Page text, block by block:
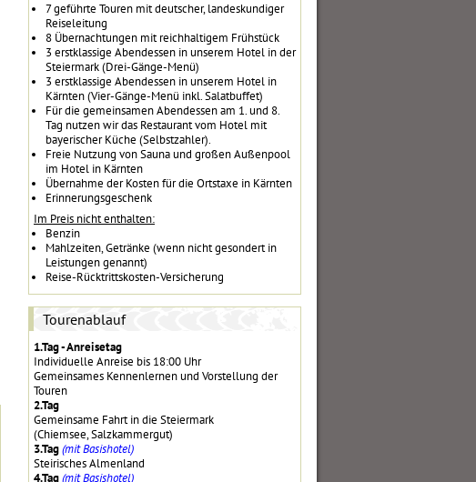
7 geführte Touren mit deutscher, landeskundiger
Reiseleitung
8 Übernachtungen mit reichhaltigem Frühstück
3 erstklassige Abendessen in unserem Hotel in der
Steiermark (Drei-Gänge-Menü)
3 erstklassige Abendessen in unserem Hotel in
Kärnten (Vier-Gänge-Menü inkl. Salatbuffet)
Für die gemeinsamen Abendessen am 1. und 8.
Tag nutzen wir das Restaurant vom Hotel mit
bayerischer Küche (Selbstzahler).
Freie Nutzung von Sauna und großen Außenpool
im Hotel in Kärnten
Übernahme der Kosten für die Ortstaxe in Kärnten
Erinnerungsgeschenk
Im Preis nicht enthalten:
Benzin
Mahlzeiten, Getränke (wenn nicht gesondert in
Leistungen genannt)
Reise-Rücktrittskosten-Versicherung
Tourenablauf
1.Tag - Anreisetag
Individuelle Anreise bis 18:00 Uhr
Gemeinsames Kennenlernen und Vorstellung der
Touren
2.Tag
Gemeinsame Fahrt in die Steiermark
(Chiemsee, Salzkammergut)
3.Tag(mit Basishotel)
Steirisches Almenland
4.Tag(mit Basishotel)